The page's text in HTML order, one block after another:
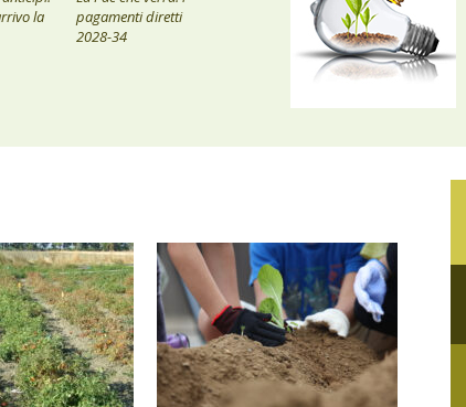
la
pagamenti diretti
2028-34